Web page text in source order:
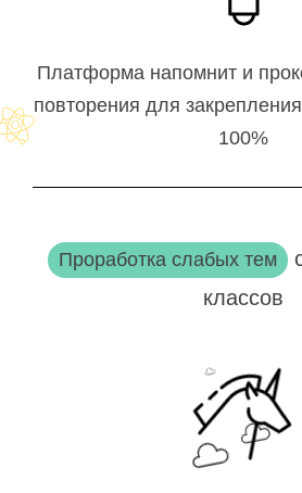
Платформа напомнит и
повторения для
100%
Проработка слабых тем
классов